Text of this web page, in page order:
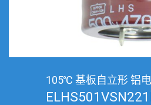
105℃ 基板自立形 铝